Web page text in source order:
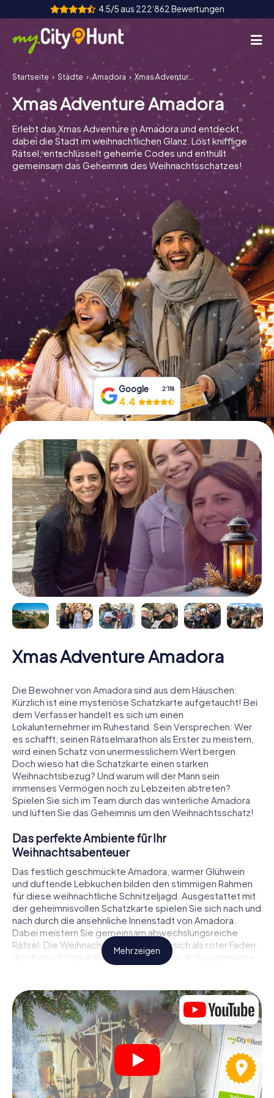
4.5/5 aus 222‘862 Bewertungen
So funktioniert's
Städte
Touren
Teamevent
Tickets
INT CH
ES
UK
IT
Tickets buchen
Gutscheine bestellen
Startseite Städte Amadora Xmas Adventure Amadora
Xmas Adventure Amadora
Erlebt das Xmas Adventure in Amadora und entdeckt
dabei die Stadt im weihnachtlichen Glanz. Löst knifflige
Rätsel, entschlüsselt geheime Codes und enthüllt
gemeinsam das Geheimnis des Weihnachtsschatzes!
Google 2‘118
4.4
Xmas Adventure Amadora
Die Bewohner von Amadora sind aus dem Häuschen:
Kürzlich ist eine mysteriöse Schatzkarte aufgetaucht! Bei
dem Verfasser handelt es sich um einen
Lokalunternehmer im Ruhestand. Sein Versprechen: Wer
es schafft, seinen Rätselmarathon als Erster zu meistern,
wird einen Schatz von unermesslichem Wert bergen.
Doch wieso hat die Schatzkarte einen starken
Weihnachtsbezug? Und warum will der Mann sein
immenses Vermögen noch zu Lebzeiten abtreten?
Spielen Sie sich im Team durch das winterliche Amadora
und lüften Sie das Geheimnis um den Weihnachtsschatz!
Das perfekte Ambiente für Ihr
Weihnachtsabenteuer
Das festlich geschmückte Amadora, warmer Glühwein
und duftende Lebkuchen bilden den stimmigen Rahmen
für diese weihnachtliche Schnitzeljagd. Ausgestattet mit
der geheimnisvollen Schatzkarte spielen Sie sich nach und
nach durch die ansehnliche Innenstadt von Amadora.
Dabei meistern Sie gemeinsam abwechslungsreiche
Rätsel. Die Weihnachtsthematik zieht sich als roter Faden
durch das X-Mas Adventure in Amadora. Auf spielerische
Weise erfahren Sie faszinierende Anekdoten rund um das
Hinweise richtig zu deuten und anderen Schatzsuchern
stets einen Schritt voraus zu sein?
Der Weihnachtsmarkt von Amadora als
Zwischenstopp
Stellen Sie ein kompetentes Team aus Freunden oder
Familienmitgliedern zusammen und begeben Sie sich
gemeinsam auf eine weihnachtliche Rätseltour durch
Mehr zeigen